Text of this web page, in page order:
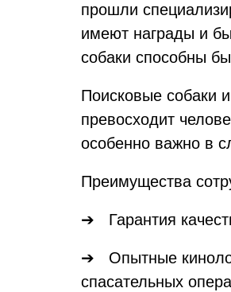
прошли
имеют награды и
собаки способны
Поисковые собаки
превосходит
особенно важно в
Преимущества
➔ Гарантия
➔ Опытные
спасательных